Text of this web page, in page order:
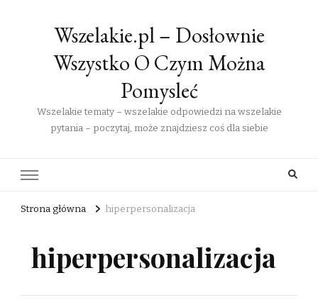
Wszelakie.pl – Dosłownie
Wszystko O Czym Można
Pomysleć
Wszelakie tematy – wszelakie odpowiedzi na wszelakie
pytania – poczytaj, może znajdziesz coś dla siebie
Strona główna hiperpersonalizacja
hiperpersonalizacja